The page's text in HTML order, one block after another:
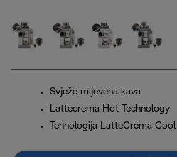
Svježe mljevena kava
Lattecrema Hot Technology
Tehnologija LatteCrema Cool